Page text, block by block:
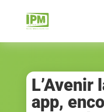
L’Avenir
app,